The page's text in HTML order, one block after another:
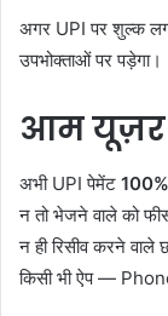
अगर UPI पर शुल्क
उपभोक्ताओं पर पड़ेगा।
आम यूज़र
अभी UPI पेमेंट
न तो भेजने वाले को
न ही रिसीव करने वाले
किसी भी ऐप —